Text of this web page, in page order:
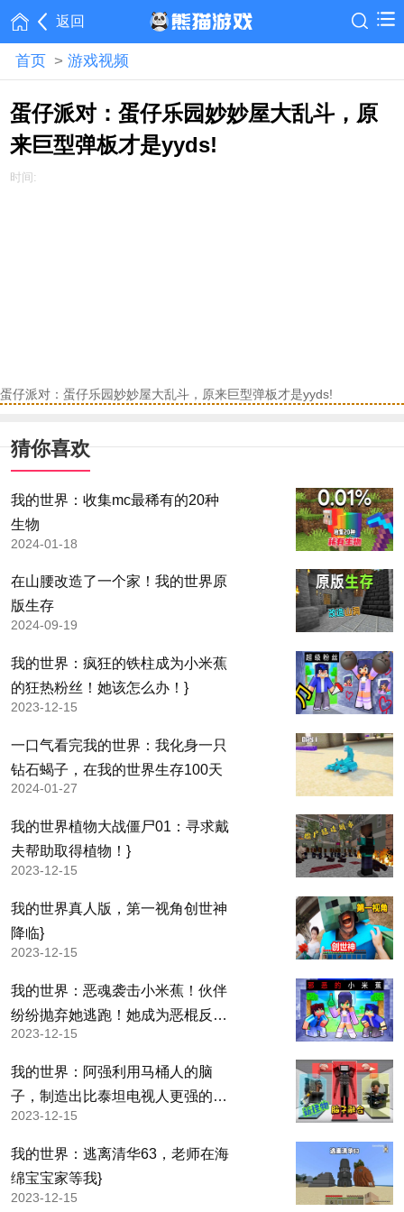
返回
首页 > 游戏视频
蛋仔派对：蛋仔乐园妙妙屋大乱斗，原
来巨型弹板才是yyds!
时间:
蛋仔派对：蛋仔乐园妙妙屋大乱斗，原来巨型弹板才是yyds!
猜你喜欢
我的世界：收集mc最稀有的20种
生物
2024-01-18
在山腰改造了一个家！我的世界原
版生存
2024-09-19
我的世界：疯狂的铁柱成为小米蕉
的狂热粉丝！她该怎么办！}
2023-12-15
一口气看完我的世界：我化身一只
钻石蝎子，在我的世界生存100天
2024-01-27
我的世界植物大战僵尸01：寻求戴
夫帮助取得植物！}
2023-12-15
我的世界真人版，第一视角创世神
降临}
2023-12-15
我的世界：恶魂袭击小米蕉！伙伴
纷纷抛弃她逃跑！她成为恶棍反
击！}
2023-12-15
我的世界：阿强利用马桶人的脑
子，制造出比泰坦电视人更强的怪
物}
2023-12-15
我的世界：逃离清华63，老师在海
绵宝宝家等我}
2023-12-15